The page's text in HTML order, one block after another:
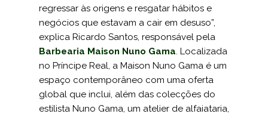
regressar às origens e resgatar hábitos e
negócios que estavam a cair em desuso”,
explica Ricardo Santos, responsável pela
Barbearia Maison Nuno Gama. Localizada
no Príncipe Real, a Maison Nuno Gama é um
espaço contemporâneo com uma oferta
global que inclui, além das colec­ções do
estilista Nuno Gama, um atelier de alfaiataria,